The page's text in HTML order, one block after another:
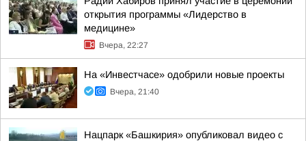
открытия программы «Лидерство в
медицине»
Вчера, 22:27
На «Инвестчасе» одобрили новые проекты
Вчера, 21:40
Нацпарк «Башкирия» опубликовал видео с